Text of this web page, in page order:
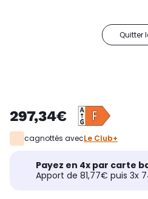
Quitter
297,34€
cagnottés avecLe Club+
Payez en 4x par carte
Apport de 81,77€ puis 3x